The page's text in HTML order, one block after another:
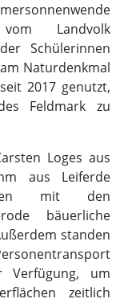
Landvolk
Schülerinnen
Naturdenkmal
2017 genutzt,
Feldmark zu
Loges aus
aus Leiferde
mit den
bäuerliche
standen
Verfügung, um
zeitlich